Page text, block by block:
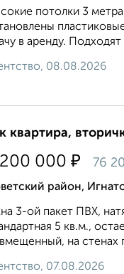
потолки 3
в аренду.
08.08.2026
квартира,
000 ₽ 76
район,
3-ой пакет ПВХ,
5 кв.м.,
на стенах
07.08.2026